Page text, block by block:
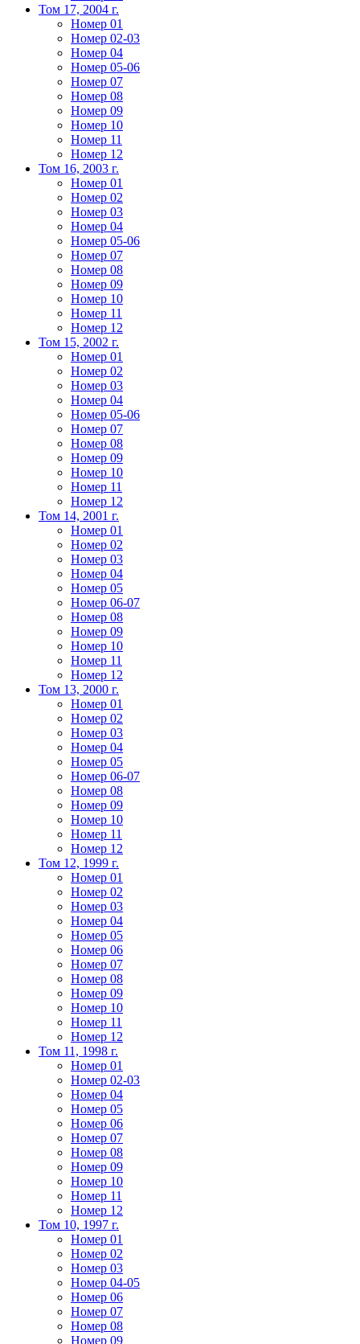
Том 17, 2004 г.
Номер 01
Номер 02-03
Номер 04
Номер 05-06
Номер 07
Номер 08
Номер 09
Номер 10
Номер 11
Номер 12
Том 16, 2003 г.
Номер 01
Номер 02
Номер 03
Номер 04
Номер 05-06
Номер 07
Номер 08
Номер 09
Номер 10
Номер 11
Номер 12
Том 15, 2002 г.
Номер 01
Номер 02
Номер 03
Номер 04
Номер 05-06
Номер 07
Номер 08
Номер 09
Номер 10
Номер 11
Номер 12
Том 14, 2001 г.
Номер 01
Номер 02
Номер 03
Номер 04
Номер 05
Номер 06-07
Номер 08
Номер 09
Номер 10
Номер 11
Номер 12
Том 13, 2000 г.
Номер 01
Номер 02
Номер 03
Номер 04
Номер 05
Номер 06-07
Номер 08
Номер 09
Номер 10
Номер 11
Номер 12
Том 12, 1999 г.
Номер 01
Номер 02
Номер 03
Номер 04
Номер 05
Номер 06
Номер 07
Номер 08
Номер 09
Номер 10
Номер 11
Номер 12
Том 11, 1998 г.
Номер 01
Номер 02-03
Номер 04
Номер 05
Номер 06
Номер 07
Номер 08
Номер 09
Номер 10
Номер 11
Номер 12
Том 10, 1997 г.
Номер 01
Номер 02
Номер 03
Номер 04-05
Номер 06
Номер 07
Номер 08
Номер 09